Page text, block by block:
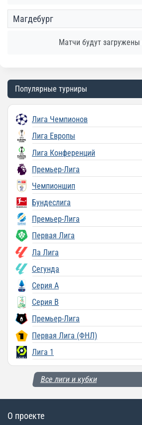
Магдебург
Матчи будут
Популярные турниры
Лига Чемпионов
Лига Европы
Лига Конференций
Премьер-Лига
Чемпионшип
Бундеслига
Премьер-Лига
Первая Лига
Ла Лига
Сегунда
Серия A
Серия B
Премьер-Лига
Первая Лига (ФНЛ)
Лига 1
Все лиги и кубки
О проекте